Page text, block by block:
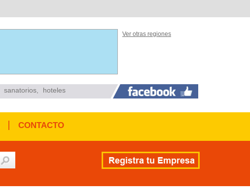
Ver otras regiones
sanatorios hoteles
CONTACTO